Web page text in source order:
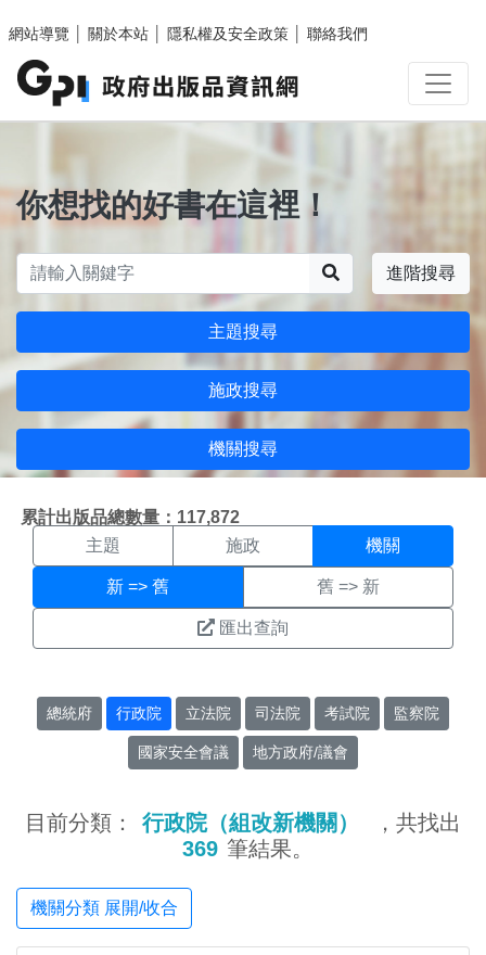
網站導覽
關於本站 隱私權及安全政策 聯絡我們
你想找的好書在這裡！
進階搜尋
主題搜尋
施政搜尋
機關搜尋
累計出版品總數量：117,872
機關搜尋結果頁面
主題 施政 機關
新 => 舊 舊 => 新
匯出查詢
總統府 行政院 立法院 司法院 考試院 監察院
國家安全會議 地方政府/議會
目前分類： 行政院（組改新機關）
，共找出
369 筆結果。
機關分類 展開/收合